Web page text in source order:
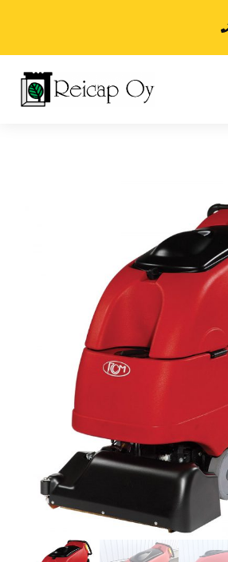
sivupalkkiin